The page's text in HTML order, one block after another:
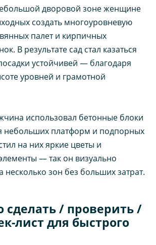
дворовой зоне женщине
создать многоуровневую
палет и кирпичных
В результате сад стал казаться
устойчивей — благодаря
уровней и грамотной
использовал бетонные блоки
небольших платформ и подпорных
на них яркие цветы и
— так он визуально
несколько зон без больших затрат.
сделать / проверить /
лист для быстрого